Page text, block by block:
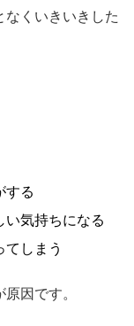
くいきいきした
する
気持ちになる
しまう
因です。